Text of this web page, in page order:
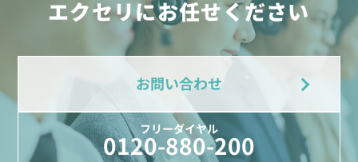
エクセリにお任せください
お問い合わせ
フリーダイヤル
0120-880-200